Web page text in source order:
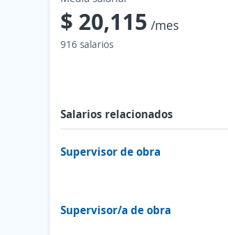
$ 20,115 /mes
916 salarios
Salarios relacionados
Supervisor de obra
Supervisor/a de obra